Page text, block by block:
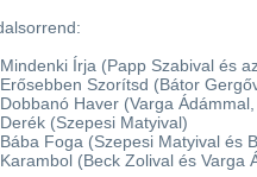
Írja (Papp Szabival és
Szorítsd (Bátor
Haver (Varga
(Szepesi Matyival)
Foga (Szepesi Matyival és
(Beck Zolival és Varga